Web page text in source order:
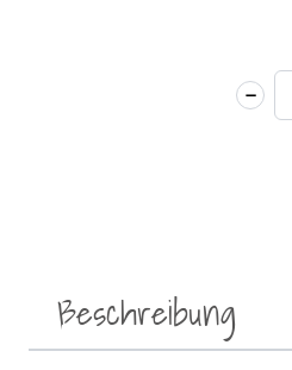
Menge
Beschreibung